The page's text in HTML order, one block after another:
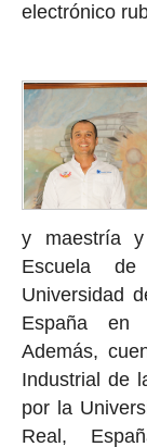
electrónico
y maestría
Escuela
Universidad
España en
Además,
Industrial de
por la
Real,